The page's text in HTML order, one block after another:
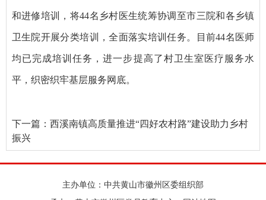
和进修培训，将44名乡村医生统筹协调至市三院和各乡镇
卫生院开展分类培训，全面落实培训任务。目前44名医师
均已完成培训任务，进一步提高了村卫生室医疗服务水
平，织密织牢基层服务网底。
下一篇： 西溪南镇高质量推进“四好农村路”建设助力乡村
振兴
主办单位：中共黄山市徽州区委组织部